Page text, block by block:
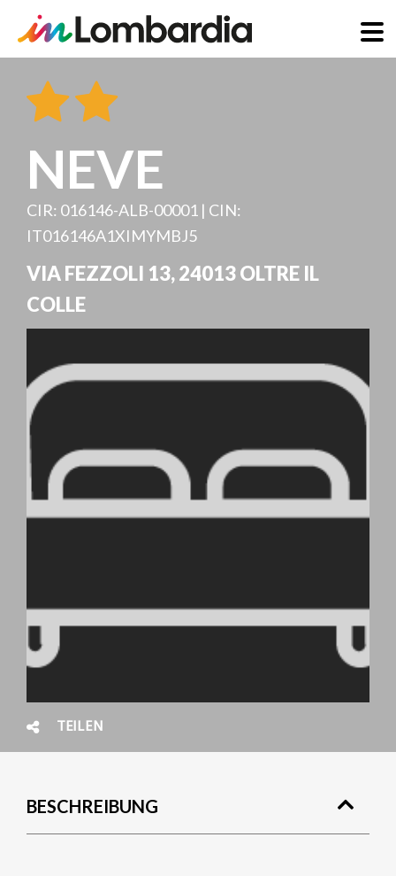
zum
Inhalt
NEVE
CIR: 016146-ALB-00001 | CIN:
IT016146A1XIMYMBJ5
VIA FEZZOLI 13,24013OLTRE IL
COLLE
TEILEN
BESCHREIBUNG